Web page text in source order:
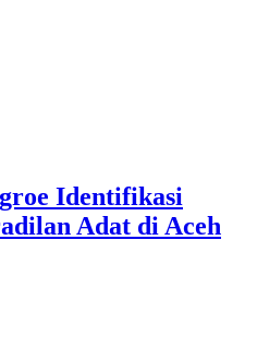
Identifikasi
Adat di Aceh